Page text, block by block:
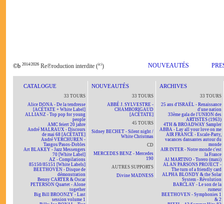
©b 2014/2026 Re℗roduction interdite (ici) NOUVEAUTÉS
CATALOGUE
33 TOURS
Alice DONA - De la tendresse
[ACÉTATE + White Label]
ALLIANZ - Top pop for young
people
AMC feiert 20 jahre
André MALRAUX - Discours
de mai 68 [ACÉTATE]
André VERCHUREN -
Tangos/Pasos-Dobles
Art BLAKEY - Jazz Messengers
70 [White Label]
AZ - Compilations
85150/85151 [White Labels]
BEETHOVEN - Disque de
démonstration
Benny CARTER & Oscar
PETERSON Quartet - Alone
together
Big Bill BROONZY - Last
session volume 1
NOUVEAUTÉS
33 TOURS
ABBÉ J. SYLVESTRE -
CHAMBORIGAUD
[ACÉTATE]
45 TOURS
Sidney BECHET - Silent night /
White Christmas
CD
MERCEDES BENZ - Mercedes
190
AUTRES SUPPORTS
Divine MADNESS
ARCHIVES
33 TOURS
25 ans d'ISRAËL - Renaissance
d'une nation
33ème gala de l'UNION des
ARTISTES (1963)
4TH & BROADWAY Sampler
ABBA - Lay all your love on me
AIR FRANCE - Escale-Party,
vacances dansantes autour du
monde
AIR INTER - Notre monde c'est
la France
Al MARTINO - Torero (maxi)
ALAN PARSONS PROJECT -
The turn of a friendly card
ALPHA BLONDY & the Solar
System - Révolution
BARCLAY - Le son de la
rumeur
BEETHOVEN - Symphonies 1
& 2